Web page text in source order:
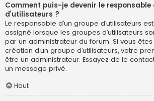
Comment puis-je devenir le responsable
d’utilisateurs ?
Le responsable d’un groupe d’utilisateurs
assigné lorsque les groupes d’utilisateurs
par un administrateur du forum. Si vous
création d’un groupe d’utilisateurs, votre
être un administrateur. Essayez de le
un message privé.
Haut